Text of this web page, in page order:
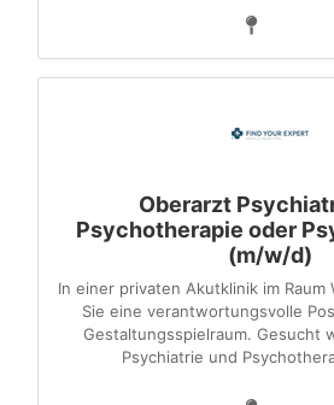
Oberarzt
Psychotherapie oder
(m/w/d)
In einer privaten Akutklinik im
Sie eine verantwortungsvolle
Gestaltungsspielraum. Gesucht
Psychiatrie und